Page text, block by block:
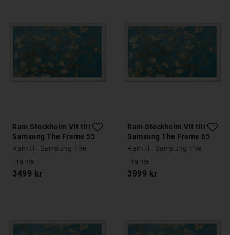
Ram Stockholm Vit till
Samsung The Frame 55
tum
Ram till Samsung The
Frame
3499 kr
Ram Stockholm Vit till
Samsung The Frame 65
tum
Ram till Samsung The
Frame
3999 kr